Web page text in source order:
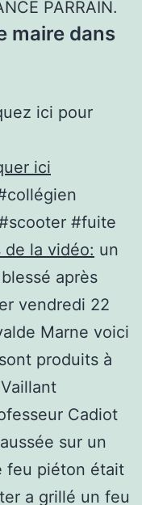
PARRAIN.
maire dans
ici pour
ici
#fuite
de la vidéo: un
après
vendredi 22
Marne voici
produits à
Cadiot
sur un
feu piéton était
a grillé un feu